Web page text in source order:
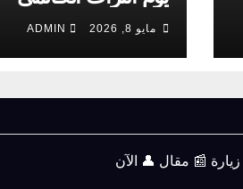
مايو 8, 2026 ADMIN
زيارة 📰 مقال 👤 الآن